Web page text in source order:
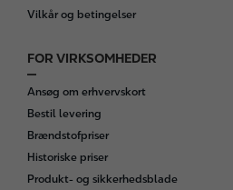
Vilkår og betingelser
FOR VIRKSOMHEDER
Ansøg om erhvervskort
Bestil levering
Brændstofpriser
Historiske priser
Produkt- og sikkerhedsblade